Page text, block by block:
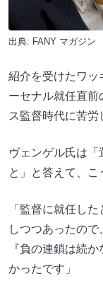
出典: FANY マガジン
紹介を受けたワッ
ーセナル就任直
ス監督時代に苦労
ヴェンゲル氏は「
と」と答えて、こ
「監督に就任し
しつつあったので
『負の連鎖は続
かったです」